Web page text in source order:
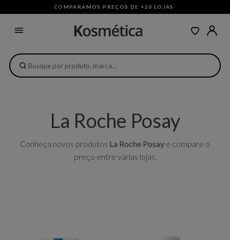
COMPARAMOS PREÇOS DE +20 LOJAS ·
La Roche Posay
Conheça novos produtos La Roche Posay e compare o
preço entre várias lojas.